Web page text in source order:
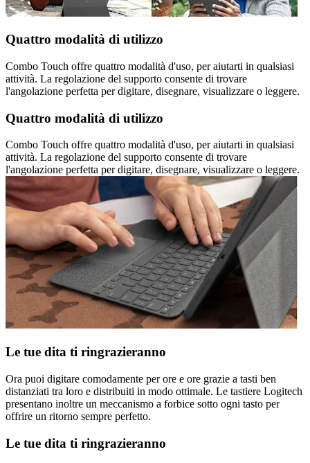
Quattro modalità di utilizzo
Combo Touch offre quattro modalità d'uso, per aiutarti in qualsiasi
attività. La regolazione del supporto consente di trovare
l'angolazione perfetta per digitare, disegnare, visualizzare o leggere.
Quattro modalità di utilizzo
Combo Touch offre quattro modalità d'uso, per aiutarti in qualsiasi
attività. La regolazione del supporto consente di trovare
l'angolazione perfetta per digitare, disegnare, visualizzare o leggere.
Le tue dita ti ringrazieranno
Ora puoi digitare comodamente per ore e ore grazie a tasti ben
distanziati tra loro e distribuiti in modo ottimale. Le tastiere Logitech
presentano inoltre un meccanismo a forbice sotto ogni tasto per
offrire un ritorno sempre perfetto.
Le tue dita ti ringrazieranno